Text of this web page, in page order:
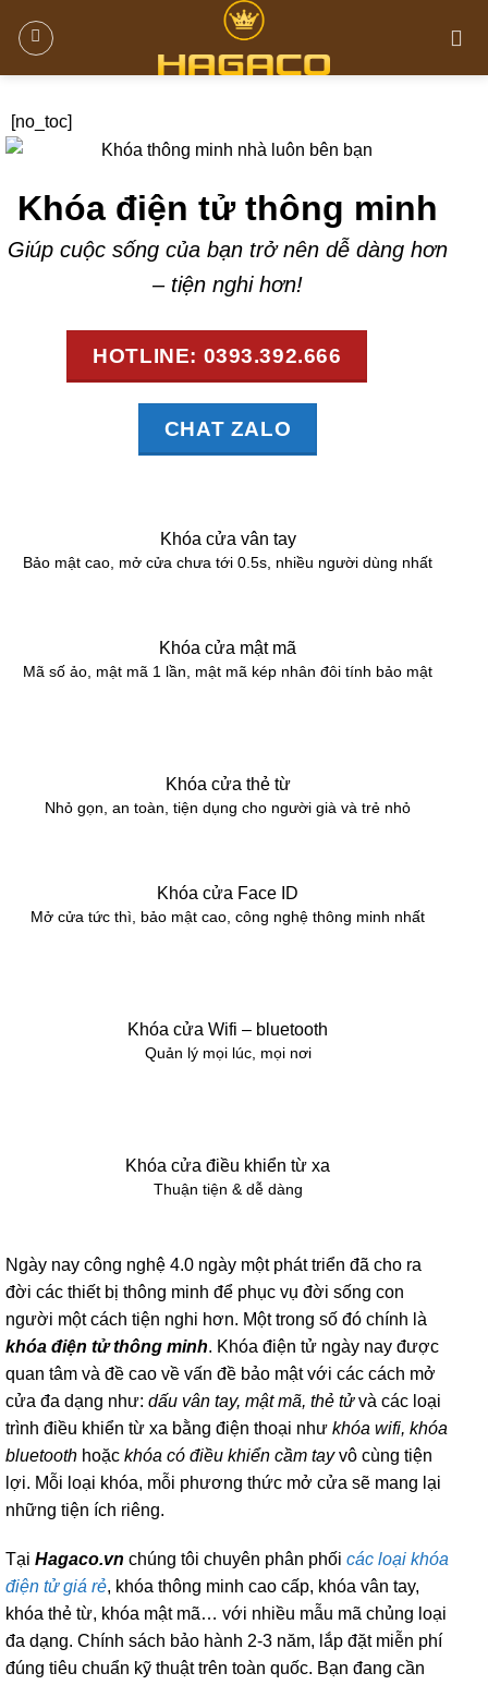
[no_toc]
Khóa điện tử thông minh
Giúp cuộc sống của bạn trở nên dễ dàng hơn
– tiện nghi hơn!
HOTLINE: 0393.392.666
CHAT ZALO
Khóa cửa vân tay
Bảo mật cao, mở cửa chưa tới 0.5s, nhiều người dùng nhất
Khóa cửa mật mã
Mã số ảo, mật mã 1 lần, mật mã kép nhân đôi tính bảo mật
Khóa cửa thẻ từ
Nhỏ gọn, an toàn, tiện dụng cho người già và trẻ nhỏ
Khóa cửa Face ID
Mở cửa tức thì, bảo mật cao, công nghệ thông minh nhất
Khóa cửa Wifi – bluetooth
Quản lý mọi lúc, mọi nơi
Khóa cửa điều khiển từ xa
Thuận tiện & dễ dàng
Ngày nay công nghệ 4.0 ngày một phát triển đã cho ra
đời các thiết bị thông minh để phục vụ đời sống con
người một cách tiện nghi hơn. Một trong số đó chính là
khóa điện tử thông minh. Khóa điện tử ngày nay được
quan tâm và đề cao về vấn đề bảo mật với các cách mở
cửa đa dạng như: dấu vân tay, mật mã, thẻ tửvà các loại
trình điều khiển từ xa bằng điện thoại như khóa wifi, khóa
bluetooth hoặc khóa có điều khiển cầm tayvô cùng tiện
lợi. Mỗi loại khóa, mỗi phương thức mở cửa sẽ mang lại
những tiện ích riêng.
Tại Hagaco.vn chúng tôi chuyên phân phối các loại khóa
điện tử giá rẻ, khóa thông minh cao cấp, khóa vân tay,
khóa thẻ từ, khóa mật mã… với nhiều mẫu mã chủng loại
đa dạng. Chính sách bảo hành 2-3 năm, lắp đặt miễn phí
đúng tiêu chuẩn kỹ thuật trên toàn quốc. Bạn đang cần